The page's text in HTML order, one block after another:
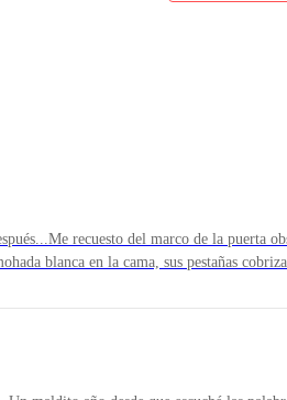
recuesto del marco de la puerta
blanca en la cama, sus pestañas
y escaneo esas espadas
con él por el resto de mi vida.Mi